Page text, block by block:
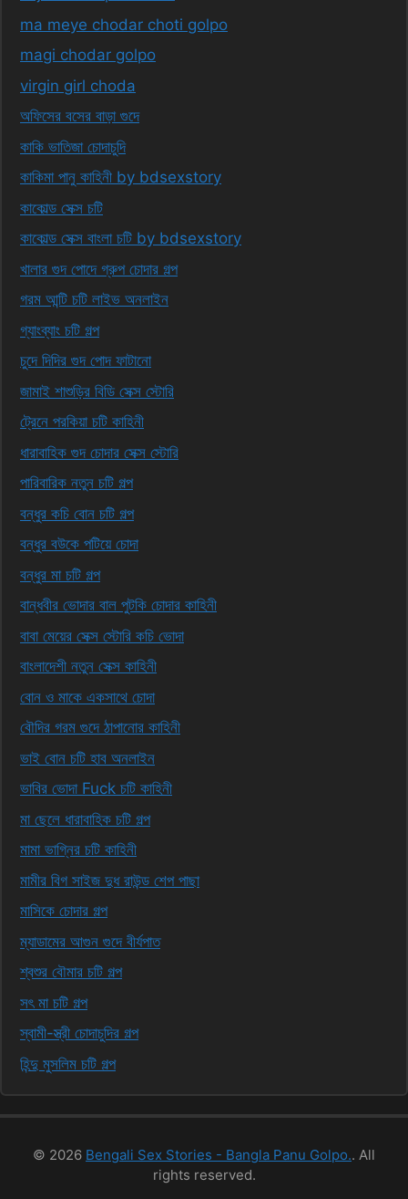
ma meye chodar choti golpo
magi chodar golpo
virgin girl choda
অফিসের বসের বাড়া গুদে
কাকি ভাতিজা চোদাচুদি
কাকিমা পানু কাহিনী by bdsexstory
কাকোল্ড সেক্স চটি
কাকোল্ড সেক্স বাংলা চটি by bdsexstory
খালার গুদ পোদে গ্রুপ চোদার গল্প
গরম আন্টি চটি লাইভ অনলাইন
গ্যাংব্যাং চটি গল্প
চুদে দিদির গুদ পোদ ফাটানো
জামাই শাশুড়ির বিডি সেক্স স্টোরি
ট্রেনে পরকিয়া চটি কাহিনী
ধারাবাহিক গুদ চোদার সেক্স স্টোরি
পারিবারিক নতুন চটি গল্প
বন্ধুর কচি বোন চটি গল্প
বন্ধুর বউকে পটিয়ে চোদা
বন্ধুর মা চটি গল্প
বান্ধবীর ভোদার বাল পুটকি চোদার কাহিনী
বাবা মেয়ের সেক্স স্টোরি কচি ভোদা
বাংলাদেশী নতুন সেক্স কাহিনী
বোন ও মাকে একসাথে চোদা
বৌদির গরম গুদে ঠাপানোর কাহিনী
ভাই বোন চটি হাব অনলাইন
ভাবির ভোদা Fuck চটি কাহিনী
মা ছেলে ধারাবাহিক চটি গল্প
মামা ভাগ্নির চটি কাহিনী
মামীর বিগ সাইজ দুধ রাউন্ড শেপ পাছা
মাসিকে চোদার গল্প
ম্যাডামের আগুন গুদে বীর্যপাত
শ্বশুর বৌমার চটি গল্প
সৎ মা চটি গল্প
স্বামী-স্ত্রী চোদাচুদির গল্প
হিন্দু মুসলিম চটি গল্প
© 2026 Bengali Sex Stories - Bangla Panu Golpo.. All
rights reserved.